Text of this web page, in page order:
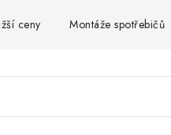
ceny Montáže spotřebičů